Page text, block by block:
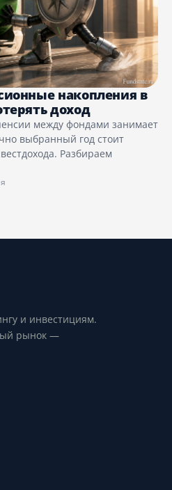
накопления в
доход
между фондами занимает
выбранный год стоит
Разбираем
и инвестициям.
рынок —